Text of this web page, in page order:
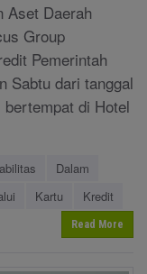
Aset Daerah
Group
Pemerintah
Sabtu dari tanggal
di Hotel
Dalam
Kartu
Kredit
Read More